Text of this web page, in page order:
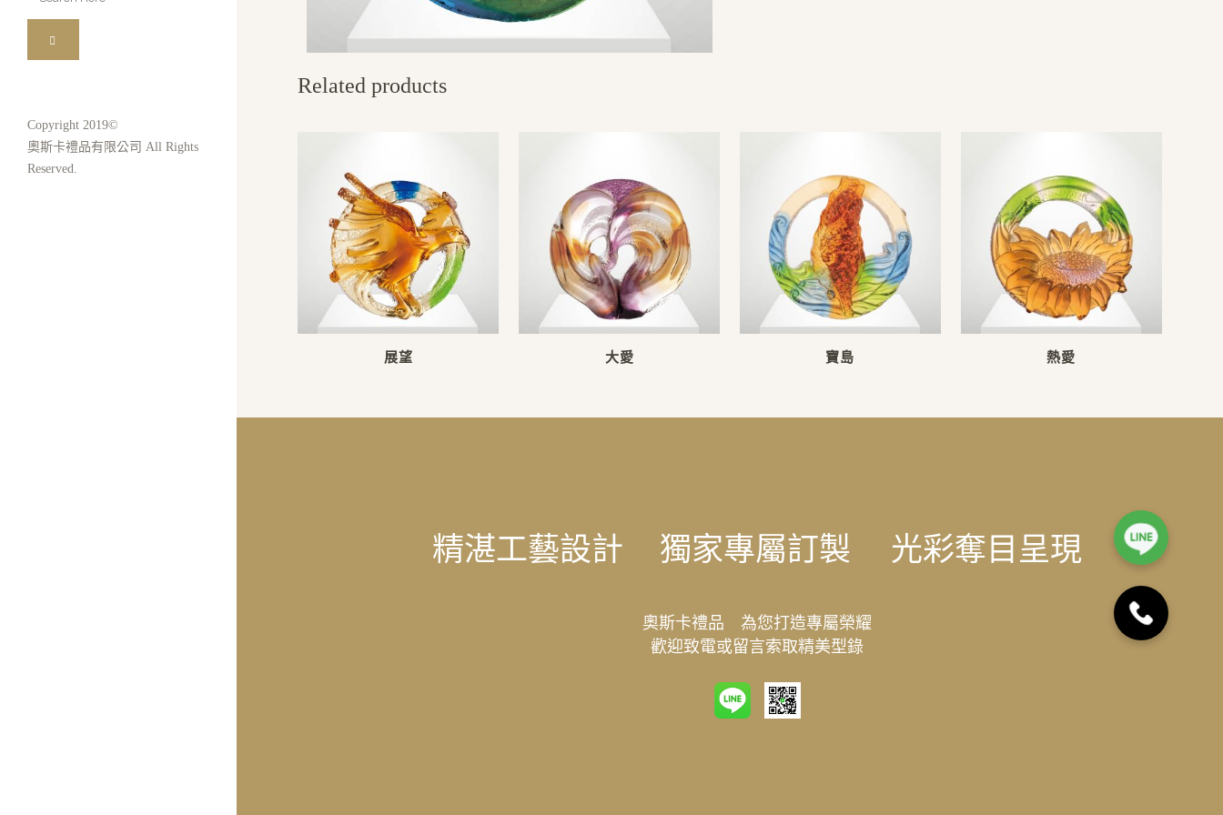
Copyright 2019©
奧斯卡禮品有限公司 All Rights
Reserved.
Related products
展望 大愛 寶島 熱愛
精湛工藝設計 獨家專屬訂製 光彩奪目呈現
奧斯卡禮品 為您打造專屬榮耀
歡迎致電或留言索取精美型錄